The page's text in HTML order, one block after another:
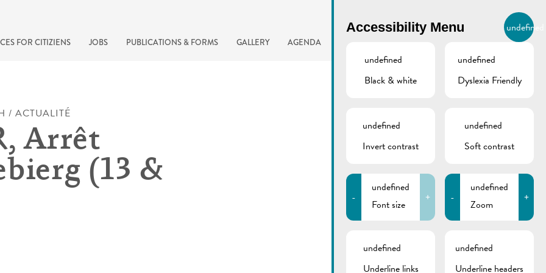
FOR CITIZIENS JOBS PUBLICATIONS & FORMS GALLERY AGENDA EN
BIERGER.REMICH.LU
/ ACTUALITÉ
Arrêt
(13 &
Accessibility Menu undefined
undefined
Black & white
undefined
Dyslexia Friendly
undefined
Invert contrast
undefined
Soft contrast
-
undefined
Font size
+ -
undefined
Zoom
+
undefined
Underline links
undefined
Underline headers